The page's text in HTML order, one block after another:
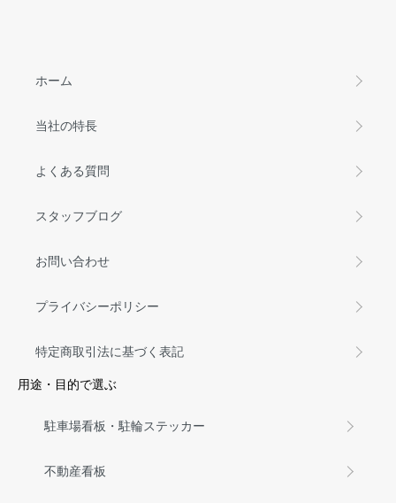
ホーム
当社の特長
よくある質問
スタッフブログ
お問い合わせ
プライバシーポリシー
特定商取引法に基づく表記
用途・目的で選ぶ
駐車場看板・駐輪ステッカー
不動産看板